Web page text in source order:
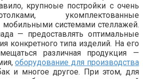
крупноые постройки с очень
укомплектованные
системами стеллажей.
— предоставлять оптимальные
конкретного типа изделий. На его
различная продукция —
оборудование для производства
и многое другое. При этом, для